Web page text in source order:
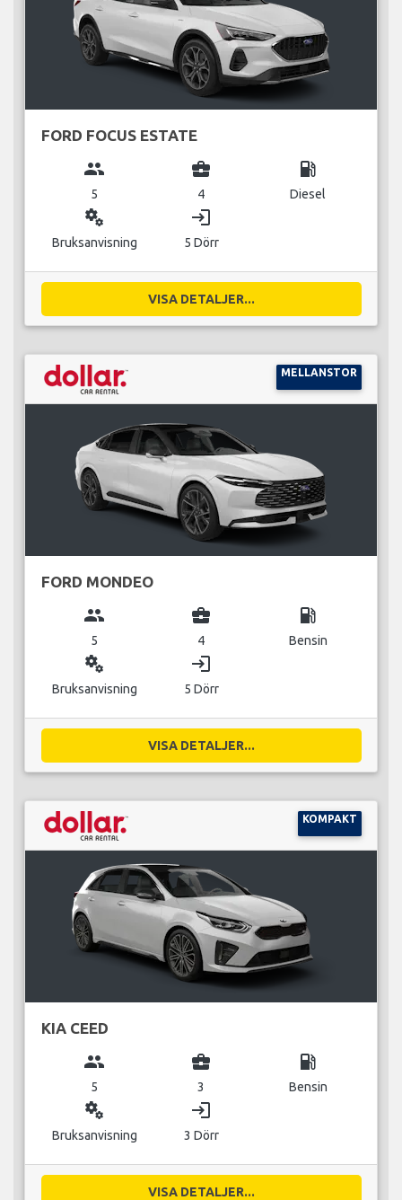
FORD FOCUS ESTATE
group
5
business_center
4
local_gas_station
Diesel
miscellaneous_services
Bruksanvisning
login
5 Dörr
VISA DETALJER...
MELLANSTOR
FORD MONDEO
group
5
business_center
4
local_gas_station
Bensin
miscellaneous_services
Bruksanvisning
login
5 Dörr
VISA DETALJER...
KOMPAKT
KIA CEED
group
5
business_center
3
local_gas_station
Bensin
miscellaneous_services
Bruksanvisning
login
3 Dörr
VISA DETALJER...